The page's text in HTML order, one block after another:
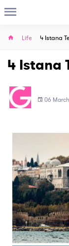
Life 4 Istana
4 Istana
06